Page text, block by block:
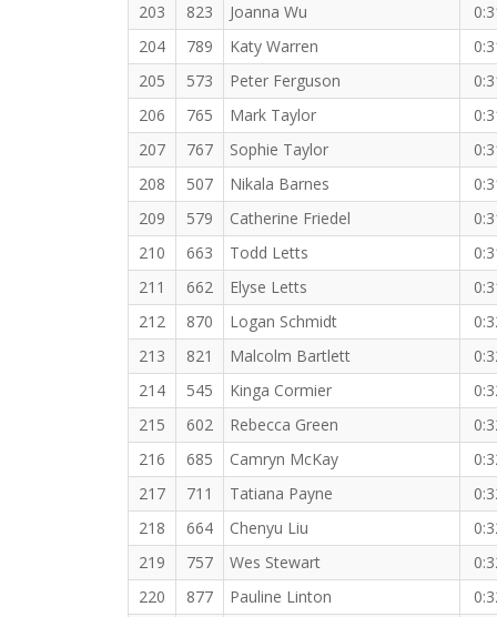
203
823 Joanna Wu
204
789 Katy Warren
205
573 Peter Ferguson
206
765 Mark Taylor
207
767 Sophie Taylor
208
507 Nikala Barnes
209
579 Catherine Friedel
210
663 Todd Letts
211
662 Elyse Letts
212
870 Logan Schmidt
213
821 Malcolm Bartlett
214
545 Kinga Cormier
215
602 Rebecca Green
216
685 Camryn McKay
217
711 Tatiana Payne
218
664 Chenyu Liu
219
757 Wes Stewart
220
877 Pauline Linton